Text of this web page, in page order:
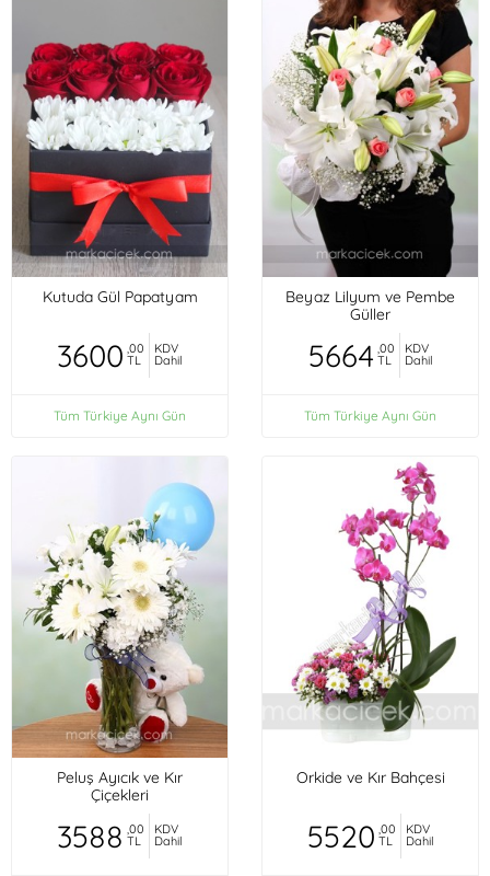
Kutuda Gül Papatyam
3600 ,00
TL
KDV
Dahil
Tüm Türkiye Aynı Gün
Beyaz Lilyum ve Pembe
Güller
5664 ,00
TL
KDV
Dahil
Tüm Türkiye Aynı Gün
Peluş Ayıcık ve Kır
Çiçekleri
3588 ,00
TL
KDV
Dahil
Orkide ve Kır Bahçesi
5520 ,00
TL
KDV
Dahil